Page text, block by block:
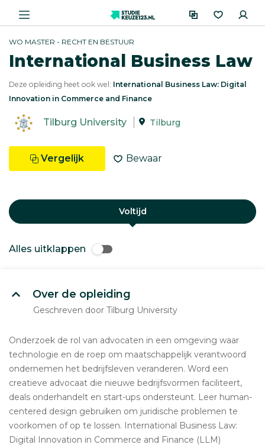
WO MASTER - RECHT EN BESTUUR
International Business Law
Deze opleiding heet ook wel: International Business Law: Digital
Innovation in Commerce and Finance
Tilburg University Tilburg
Vergelijk Bewaar
Voltijd
Alles uitklappen
Over de opleiding
Geschreven door Tilburg University
Onderzoek de rol van advocaten in een omgeving waar
technologie en de roep om maatschappelijk verantwoord
ondernemen het bedrijfsleven veranderen. Word een
creatieve advocaat die nieuwe bedrijfsvormen faciliteert,
deals onderhandelt en start-ups ondersteunt. Leer human-
centered design gebruiken om juridische problemen te
voorkomen of op te lossen. International Business Law:
Digital Innovation in Commerce and Finance (LLM)